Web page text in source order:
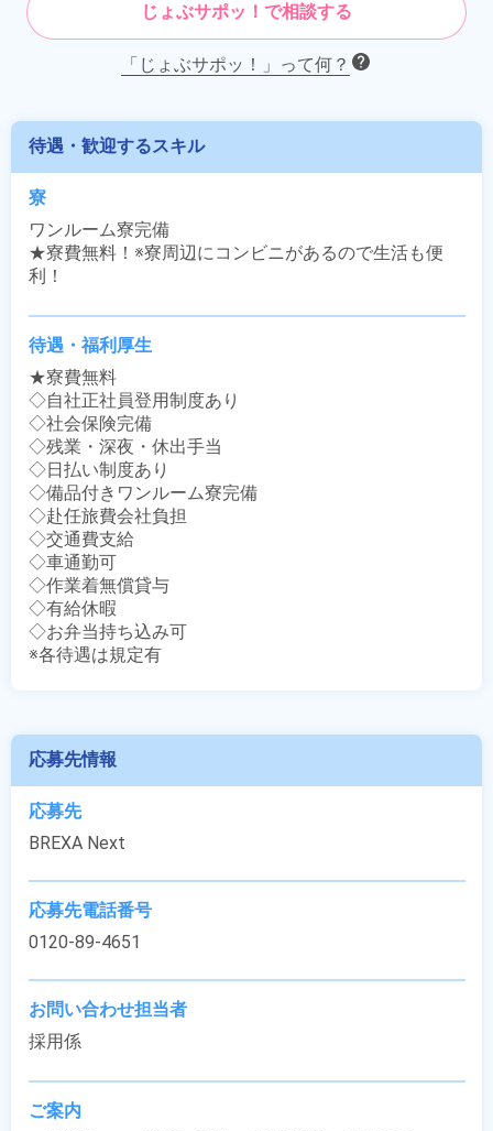
じょぶサポッ！で相談する
「じょぶサポッ！」って何？
待遇・歓迎するスキル
寮
ワンルーム寮完備
★寮費無料！※寮周辺にコンビニがあるので生活も便
利！
待遇・福利厚生
★寮費無料
◇自社正社員登用制度あり
◇社会保険完備
◇残業・深夜・休出手当
◇日払い制度あり
◇備品付きワンルーム寮完備
◇赴任旅費会社負担
◇交通費支給
◇車通勤可
◇作業着無償貸与
◇有給休暇
◇お弁当持ち込み可
※各待遇は規定有
応募先情報
応募先
BREXA Next
応募先電話番号
0120-89-4651
お問い合わせ担当者
採用係
ご案内